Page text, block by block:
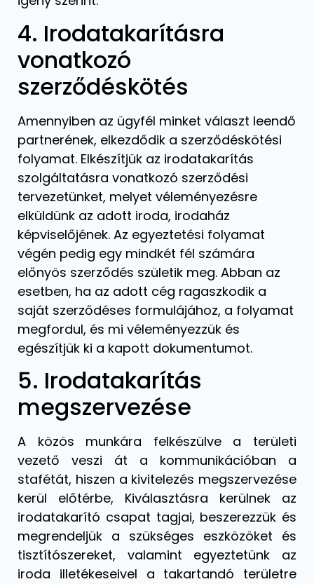
4. Irodatakarításra
vonatkozó
szerződéskötés
Amennyiben az ügyfél minket választ leendő
partnerének, elkezdődik a szerződéskötési
folyamat. Elkészítjük az irodatakarítás
szolgáltatásra vonatkozó szerződési
tervezetünket, melyet véleményezésre
elküldünk az adott iroda, irodaház
képviselőjének. Az egyeztetési folyamat
végén pedig egy mindkét fél számára
előnyös szerződés születik meg. Abban az
esetben, ha az adott cég ragaszkodik a
saját szerződéses formulájához, a folyamat
megfordul, és mi véleményezzük és
egészítjük ki a kapott dokumentumot.
5. Irodatakarítás
megszervezése
A közös munkára felkészülve a területi
vezető veszi át a kommunikációban a
stafétát, hiszen a kivitelezés megszervezése
kerül előtérbe, Kiválasztásra kerülnek az
irodatakarító csapat tagjai, beszerezzük és
megrendeljük a szükséges eszközöket és
tisztítószereket, valamint egyeztetünk az
iroda illetékeseivel a takartandó területre